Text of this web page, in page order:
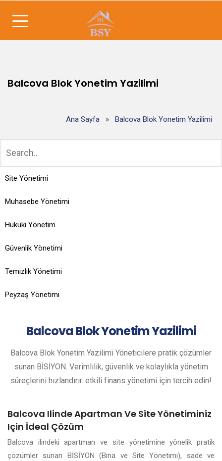
Balcova Blok Yonetim Yazilimi
Ana Sayfa » Balcova Blok Yonetim Yazilimi
Site Yönetimi
Muhasebe Yönetimi
Hukuki Yönetim
Güvenlik Yönetimi
Temizlik Yönetimi
Peyzaş Yönetimi
BalcovaBlok Yonetim Yazilimi
Balcova Blok Yonetim Yazilimi Yöneticilere pratik çözümler
sunan BİSİYON. Verimlilik, güvenlik ve kolaylıkla yönetim
süreçlerini hızlandırır. etkili finans yönetimi için tercih edin!
Balcova Ilinde Apartman Ve Site Yönetiminiz
Için İdeal Çözüm
Balcova ilindeki apartman ve site yönetimine yönelik pratik
çözümler sunan BİSİYON (Bina ve Site Yönetimi), sade ve